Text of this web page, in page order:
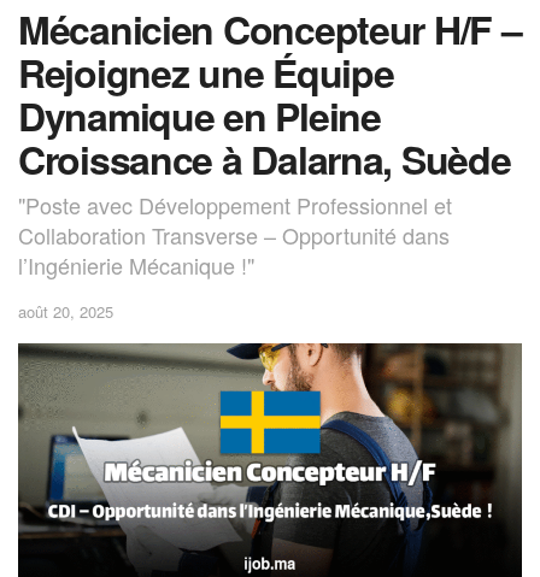
Mécanicien Concepteur H/F –
Rejoignez une Équipe
Dynamique en Pleine
Croissance à Dalarna, Suède
"Poste avec Développement Professionnel et
Collaboration Transverse – Opportunité dans
l’Ingénierie Mécanique !"
août 20, 2025